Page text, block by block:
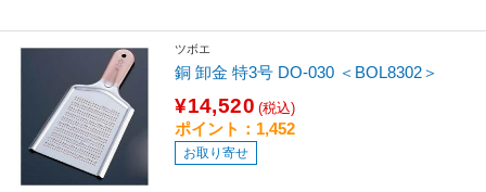
ツボエ
銅 卸金 特3号 DO-030 ＜BOL8302＞
¥14,520 (税込)
ポイント：1,452
お取り寄せ